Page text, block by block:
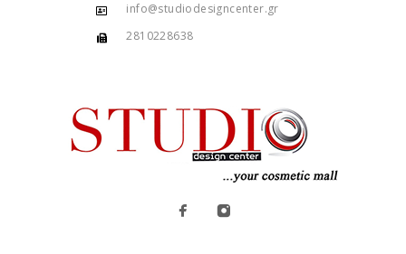
info@studiodesigncenter.gr
2810228638